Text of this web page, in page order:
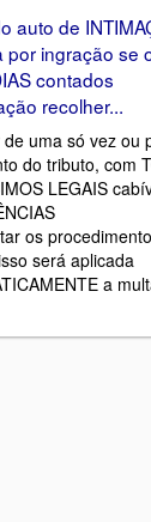
auto de
por ingração se
contados
recolher...
de uma só vez ou
do tributo, com
LEGAIS
os
será aplicada
a